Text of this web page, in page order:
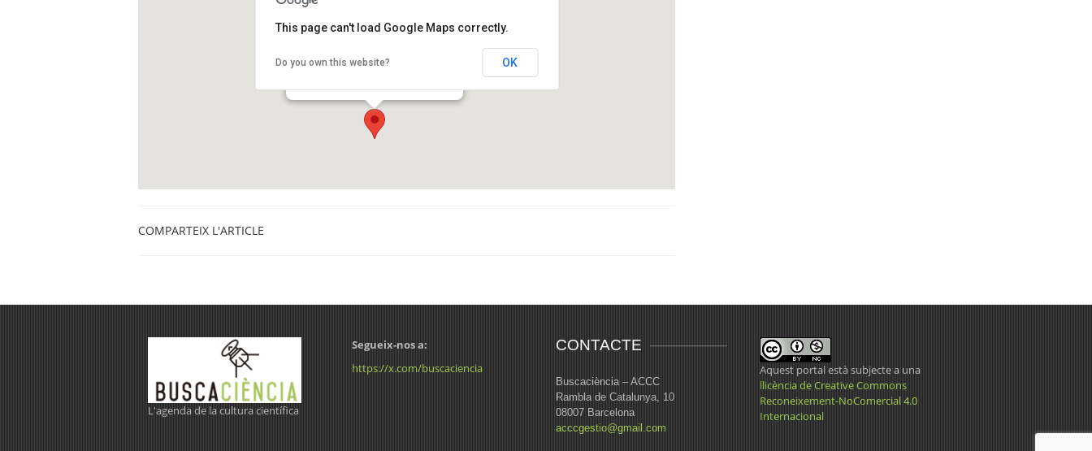
Prat de la Riba, s/n
This page can't load Google Maps correctly.
Do you own this website? OK
COMPARTEIX L'ARTICLE
L'agenda de la cultura científica
Segueix-nos a:
https://x.com/buscaciencia
CONTACTE
Buscaciència – ACCC
Rambla de Catalunya, 10
08007 Barcelona
acccgestio@gmail.com
Aquest portal està subjecte a una
llicència de Creative Commons
Reconeixement-NoComercial 4.0
Internacional